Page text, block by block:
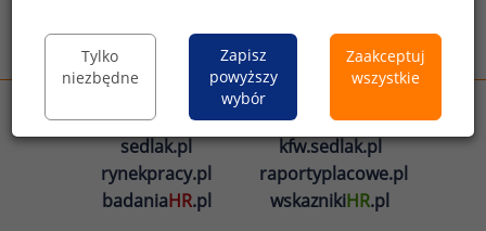
wynagrodzenia.pl
sedlak.pl
kfw.sedlak.pl
rynekpracy.pl
raportyplacowe.pl
badaniaHR.pl wskaznikiHR.pl
Tylko
niezbędne
Zapisz
powyższy
wybór
Zaakceptuj
wszystkie